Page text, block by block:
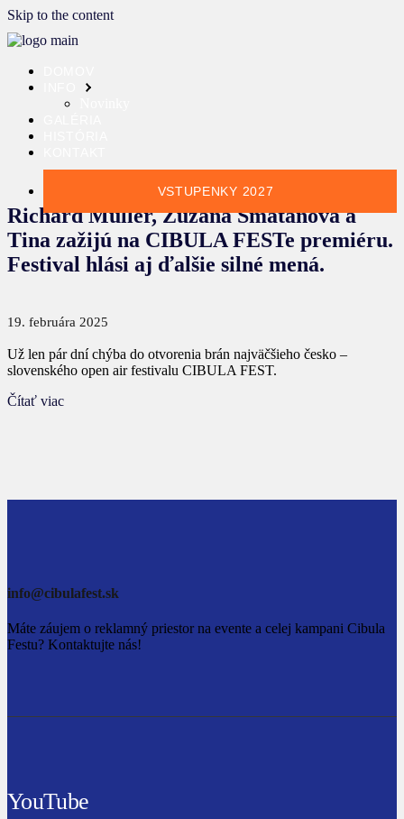
Skip to the content
VSTUPENKY 2027
Richard Müller, Zuzana Smatanová a
Tina zažijú na CIBULA FESTe premiéru.
Festival hlási aj ďalšie silné mená.
19. februára 2025
Už len pár dní chýba do otvorenia brán najväčšieho česko –
slovenského open air festivalu CIBULA FEST.
Čítať viac
info@cibulafest.sk
Máte záujem o reklamný priestor na evente a celej kampani Cibula
Festu? Kontaktujte nás!
YouTube